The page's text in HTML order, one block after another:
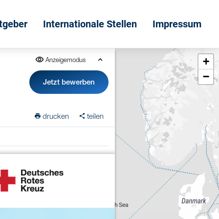
Internationale Stellen Impressum
Anzeigemodus
Jetzt bewerben
drucken teilen
+
−